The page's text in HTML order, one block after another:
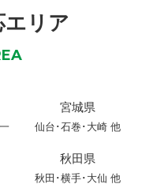
エリア
一
宮城県
仙台･石巻･大崎 他
秋田県
秋田 ･横手･ 大仙 他